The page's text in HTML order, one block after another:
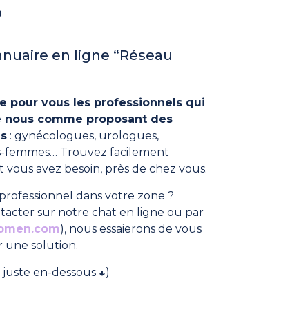
en ligne “Réseau
pour vous les professionnels qui
nous comme proposant des
: gynécologues, urologues,
femmes… Trouvez facilement
vous avez besoin, près de chez vous.
dans votre zone ?
sur notre chat en ligne ou par
), nous essaierons de vous
une solution.
juste en-dessous ↓)